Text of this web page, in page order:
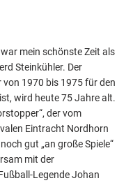
war mein schönste Zeit als
Steinkühler. Der
von 1970 bis 1975 für den
wird heute 75 Jahre alt.
der vom
Eintracht Nordhorn
gut „an große Spiele“
mit der
Legende Johan